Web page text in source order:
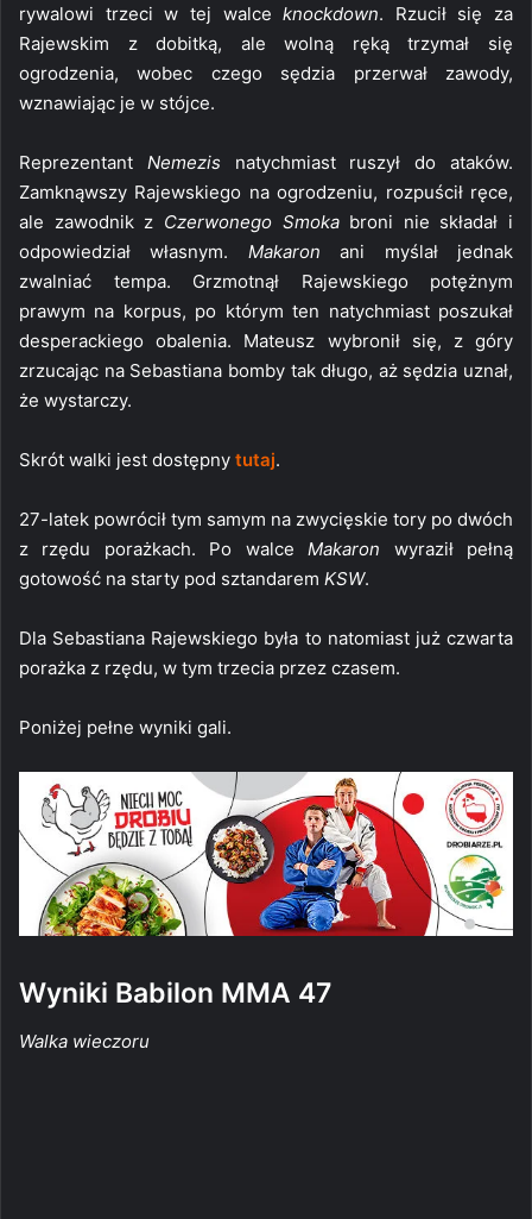
rywalowi trzeci w tej walceknockdown. Rzucił się za
Rajewskim z dobitką, ale wolną ręką trzymał się
ogrodzenia, wobec czego sędzia przerwał zawody,
wznawiając je w stójce.
Reprezentant Nemezis natychmiast ruszył do ataków.
Zamknąwszy Rajewskiego na ogrodzeniu, rozpuścił ręce,
ale zawodnik z Czerwonego Smokabroni nie składał i
odpowiedział własnym. Makaron ani myślał jednak
zwalniać tempa. Grzmotnął Rajewskiego potężnym
prawym na korpus, po którym ten natychmiast poszukał
desperackiego obalenia. Mateusz wybronił się, z góry
zrzucając na Sebastiana bomby tak długo, aż sędzia uznał,
że wystarczy.
Skrót walki jest dostępny tutaj.
27-latek powrócił tym samym na zwycięskie tory po dwóch
z rzędu porażkach. Po walceMakaron wyraził pełną
gotowość na starty pod sztandarem KSW.
Dla Sebastiana Rajewskiego była to natomiast już czwarta
porażka z rzędu, w tym trzecia przez czasem.
Poniżej pełne wyniki gali.
Wyniki Babilon MMA 47
Walka wieczoru